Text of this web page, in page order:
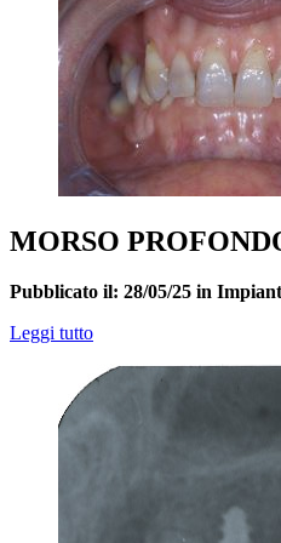
MORSO
Pubblicato il: 28/05/25 in
Leggi tutto